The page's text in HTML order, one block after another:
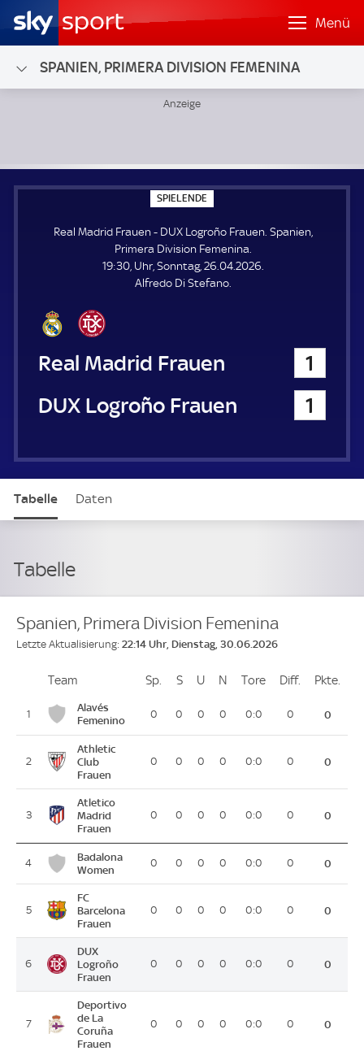
Menü
SPANIEN, PRIMERA DIVISION FEMENINA
SPIELENDE
P
E
E
N
D
E
Real Madrid Frauen - DUX Logroño Frauen. Spanien,
Primera Division Femenina.
19:30, Uhr, Sonntag, 26.04.2026.
Alfredo Di Stefano.
Real Madrid Frauen
1
DUX Logroño Frauen
1
Tabelle Daten
Tabelle
Spanien, Primera Division Femenina
Letzte Aktualisierung: 22:14 Uhr, Dienstag, 30.06.2026
PlatzTeam Sp. Spiele
SSiege
U Unentschieden
N Niederlagen
Tore ToreDiff. Differenz
Pkte.
1
Alavés
Femenino
0 0 0 0 0:0 0 0
2
Athletic
Club
Frauen
0 0 0 0 0:0 0 0
3
Atletico
Madrid
Frauen
0 0 0 0 0:0 0 0
4
Badalona
Women
0 0 0 0 0:0 0 0
5
FC
Barcelona
Frauen
0 0 0 0 0:0 0 0
6
DUX
Logroño
Frauen
0 0 0 0 0:0 0 0
7
Deportivo
de La
Coruña
Frauen
0 0 0 0 0:0 0 0